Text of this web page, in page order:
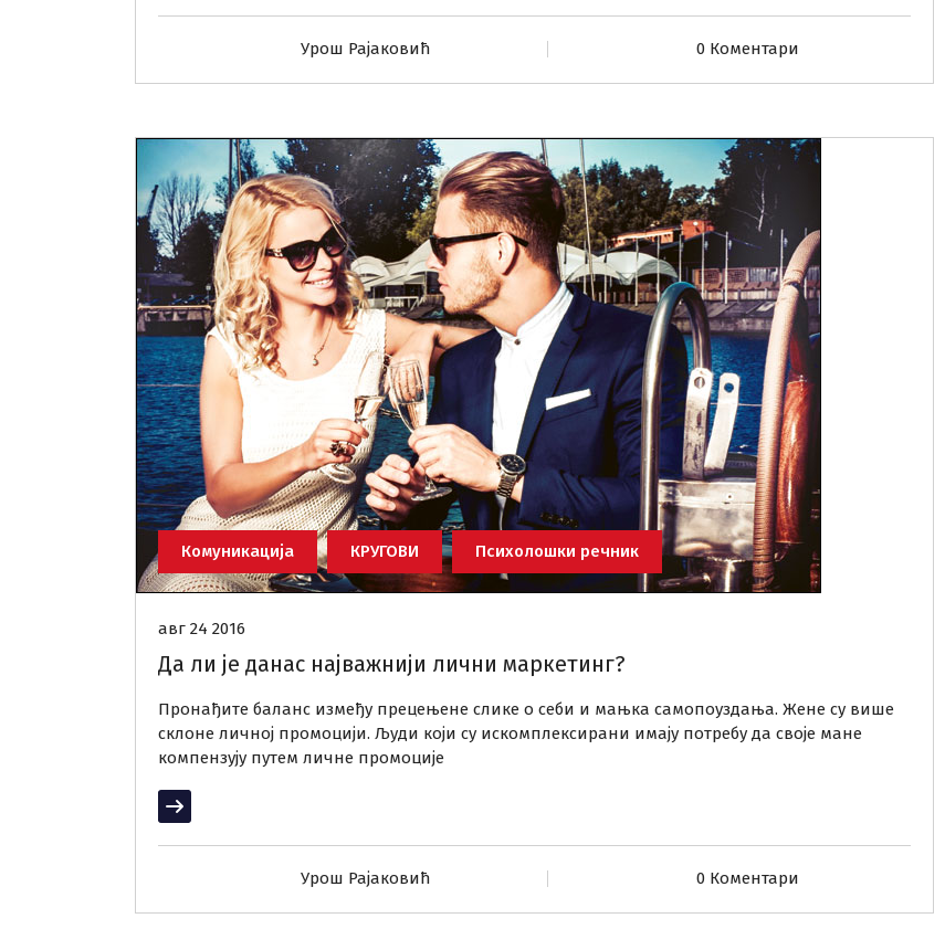
Урош Рајаковић 0 Коментари
Комуникација КРУГОВИ Психолошки речник
авг 24 2016
Да ли је данас најважнији лични маркетинг?
Пронађите баланс између прецењене слике о себи и мањка самопоуздања. Жене су више
склоне личној промоцији. Људи који су искомплексирани имају потребу да своје мане
компензују путем личне промоције
Прочитај више
Урош Рајаковић 0 Коментари